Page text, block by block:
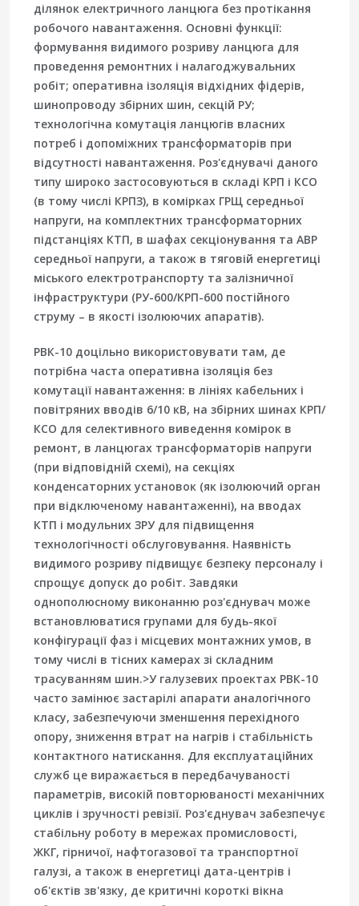
ділянок електричного ланцюга без протікання
робочого навантаження. Основні функції:
формування видимого розриву ланцюга для
проведення ремонтних і налагоджувальних
робіт; оперативна ізоляція відхідних фідерів,
шинопроводу збірних шин, секцій РУ;
технологічна комутація ланцюгів власних
потреб і допоміжних трансформаторів при
відсутності навантаження. Роз'єднувачі даного
типу широко застосовуються в складі КРП і КСО
(в тому числі КРПЗ), в комірках ГРЩ середньої
напруги, на комплектних трансформаторних
підстанціях КТП, в шафах секціонування та АВР
середньої напруги, а також в тяговій енергетиці
міського електротранспорту та залізничної
інфраструктури (РУ-600/КРП-600 постійного
струму – в якості ізолюючих апаратів).
РВК-10 доцільно використовувати там, де
потрібна часта оперативна ізоляція без
комутації навантаження: в лініях кабельних і
повітряних вводів 6/10 кВ, на збірних шинах КРП/
КСО для селективного виведення комірок в
ремонт, в ланцюгах трансформаторів напруги
(при відповідній схемі), на секціях
конденсаторних установок (як ізолюючий орган
при відключеному навантаженні), на вводах
КТП і модульних ЗРУ для підвищення
технологічності обслуговування. Наявність
видимого розриву підвищує безпеку персоналу і
спрощує допуск до робіт. Завдяки
однополюсному виконанню роз'єднувач може
встановлюватися групами для будь-якої
конфігурації фаз і місцевих монтажних умов, в
тому числі в тісних камерах зі складним
трасуванням шин.>У галузевих проектах РВК-10
часто замінює застарілі апарати аналогічного
класу, забезпечуючи зменшення перехідного
опору, зниження втрат на нагрів і стабільність
контактного натискання. Для експлуатаційних
служб це виражається в передбачуваності
параметрів, високій повторюваності механічних
циклів і зручності ревізії. Роз'єднувач забезпечує
стабільну роботу в мережах промисловості,
ЖКГ, гірничої, нафтогазової та транспортної
галузі, а також в енергетиці дата-центрів і
об'єктів зв'язку, де критичні короткі вікна